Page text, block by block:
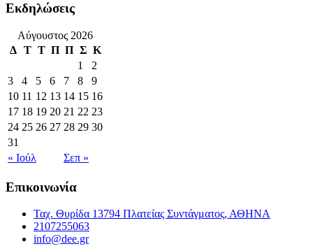
Εκδηλώσεις
Αύγουστος 2026
Δ Τ Τ Π Π Σ Κ
1
2
3
4 5 6 7 8
9
10 11 12 13 14 15 16
17 18 19 20 21 22 23
24 25 26 27 28 29 30
31
« Ιούλ
Σεπ »
Επικοινωνία
Ταχ. Θυρίδα 13794 Πλατείας Συντάγματος, ΑΘΗΝΑ
2107255063
info@dee.gr